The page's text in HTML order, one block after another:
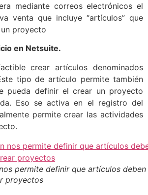
mediante correos electrónicos el
venta que incluye “artículos” que
proyecto
en Netsuite.
crear artículos denominados
tipo de artículo permite también
pueda definir el crear un proyecto
Eso se activa en el registro del
permite crear las actividades
permite definir que artículos deben
proyectos